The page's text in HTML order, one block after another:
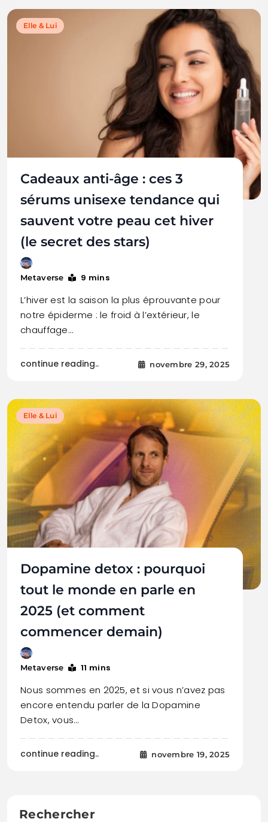
Elle & Lui
Cadeaux anti-âge : ces 3
sérums unisexe tendance qui
sauvent votre peau cet hiver
(le secret des stars)
Metaverse 9 mins
L’hiver est la saison la plus éprouvante pour
notre épiderme : le froid à l’extérieur, le
chauffage…
continue reading.. novembre 29, 2025
Elle & Lui
Dopamine detox : pourquoi
tout le monde en parle en
2025 (et comment
commencer demain)
Metaverse 11 mins
Nous sommes en 2025, et si vous n’avez pas
encore entendu parler de la Dopamine
Detox, vous…
continue reading.. novembre 19, 2025
Rechercher